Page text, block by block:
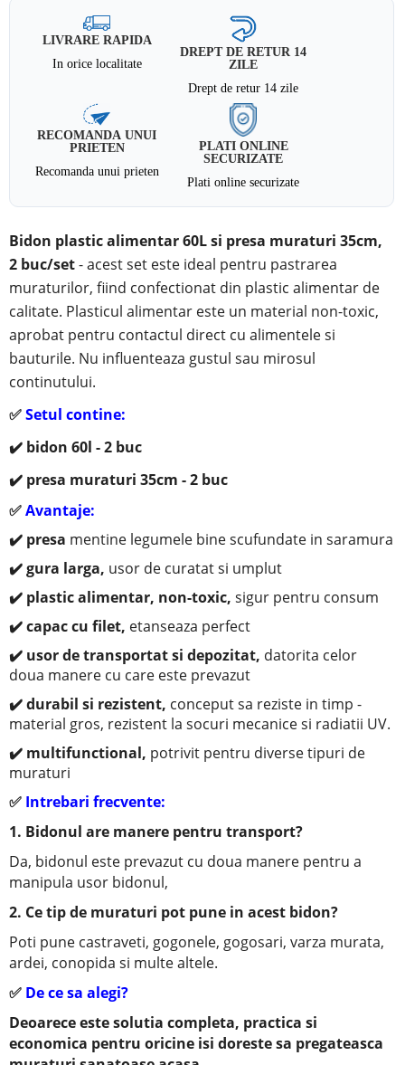
LIVRARE RAPIDA
In orice localitate
DREPT DE RETUR 14
ZILE
Drept de retur 14 zile
RECOMANDA UNUI
PRIETEN
Recomanda unui prieten
PLATI ONLINE
SECURIZATE
Plati online securizate
Bidon plastic alimentar 60L si presa muraturi 35cm,
2 buc/set- acest set este ideal pentru pastrarea
muraturilor, fiind confectionat din plastic alimentar de
calitate. Plasticul alimentar este un material non-toxic,
aprobat pentru contactul direct cu alimentele si
bauturile. Nu influenteaza gustul sau mirosul
continutului.
✅Setul contine:
✔️ bidon 60l - 2 buc
✔️ presa muraturi 35cm - 2 buc
✅Avantaje:
✔️ presa mentine legumele bine scufundate in saramura
✔️ gura larga, usor de curatat si umplut
✔️ plastic alimentar, non-toxic,sigur pentru consum
✔️ capac cu filet, etanseaza perfect
✔️ usor de transportat si depozitat, datorita celor
doua manere cu care este prevazut
✔️ durabil si rezistent, conceput sa reziste in timp -
material gros, rezistent la socuri mecanice si radiatii UV.
✔️ multifunctional, potrivit pentru diverse tipuri de
muraturi
✅ Intrebari frecvente:
1. Bidonul are manere pentru transport?
Da, bidonul este prevazut cu doua manere pentru a
manipula usor bidonul,
2. Ce tip de muraturi pot pune in acest bidon?
Poti pune castraveti, gogonele, gogosari, varza murata,
ardei, conopida si multe altele.
✅ De ce sa alegi?
Deoarece este solutia completa, practica si
economica pentru oricine isi doreste sa pregateasca